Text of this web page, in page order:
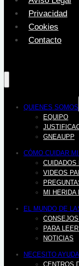
Privacidad
Cookies
Contacto
QUIENES SOMOS
EQUIPO
GNEAUPP
CÓMO CUIDAR
CUIDADOS
VIDEOS
MI HERIDA
EL MUNDO DE
PARA
NOTICIAS
NECESITO AYUDA
CENTROS